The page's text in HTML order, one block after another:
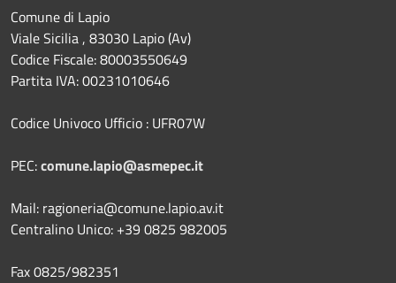
Comune di Lapio
Viale Sicilia , 83030 Lapio (Av)
Codice Fiscale: 80003550649
Partita IVA: 00231010646
Codice Univoco Ufficio : UFR07W
PEC:comune.lapio@asmepec.it
Mail: ragioneria@comune.lapio.av.it
Centralino Unico: +39 0825 982005
Fax 0825/982351